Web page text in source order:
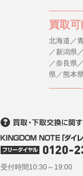
買取
北海道／
／新潟県
／奈良県
県／熊本
受付時間10:30～19:00